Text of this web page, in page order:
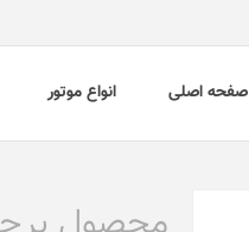
صفحه اصلی انواع موتور